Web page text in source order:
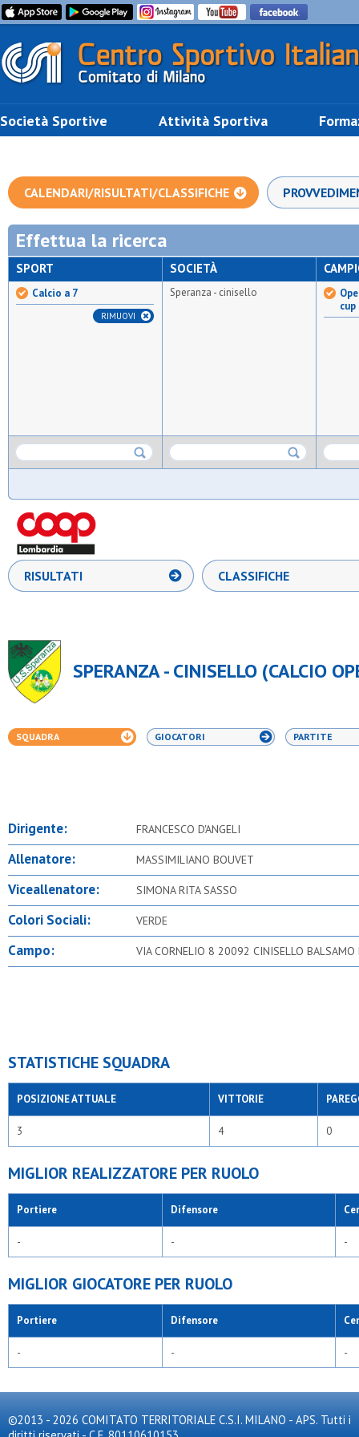
Società Sportive Attività Sportiva
CALENDARI/RISULTATI/CLASSIFICHE
Effettua la ricerca
SPORT
Calcio a 7
RIMUOVI
SOCIETÀ
Speranza - cinisello
cup
RISULTATI CLASSIFICHE
SPERANZA - CINISELLO (CALCIO
SQUADRA GIOCATORI PARTITE
Dirigente: FRANCESCO D'ANGELI
Allenatore: MASSIMILIANO BOUVET
Viceallenatore: SIMONA RITA SASSO
Colori Sociali: VERDE
Campo: VIA CORNELIO 8 20092 CINISELLO BALSAMO
STATISTICHE SQUADRA
POSIZIONE ATTUALE VITTORIE
3 4 0
MIGLIOR REALIZZATORE PER RUOLO
Portiere Difensore
- - -
MIGLIOR GIOCATORE PER RUOLO
Portiere Difensore
- - -
©2013 - 2026 COMITATO TERRITORIALE C.S.I. MILANO - APS. Tutti i